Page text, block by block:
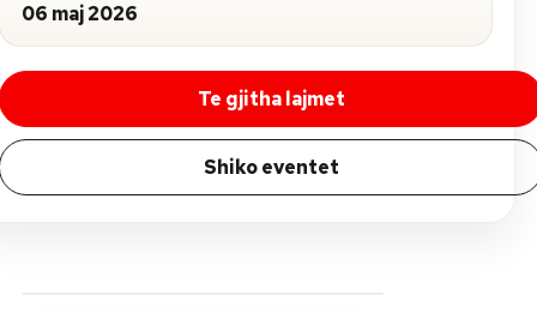
06 maj 2026
Te gjitha lajmet
Shiko eventet